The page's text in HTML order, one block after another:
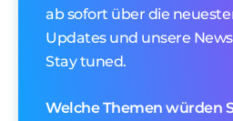
ab sofort über die
Updates und unsere
Stay tuned.
Welche Themen würden